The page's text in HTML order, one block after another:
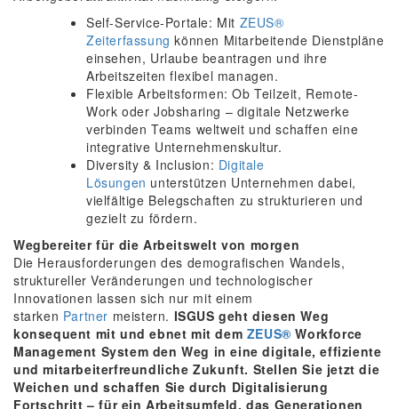
Self-Service-Portale: Mit ZEUS®
Zeiterfassung können Mitarbeitende Dienstpläne
einsehen, Urlaube beantragen und ihre
Arbeitszeiten flexibel managen.
Flexible Arbeitsformen: Ob Teilzeit, Remote-
Work oder Jobsharing – digitale Netzwerke
verbinden Teams weltweit und schaffen eine
integrative Unternehmenskultur.
Diversity & Inclusion: Digitale
Lösungen unterstützen Unternehmen dabei,
vielfältige Belegschaften zu strukturieren und
gezielt zu fördern.
Wegbereiter für die Arbeitswelt von morgen
Die Herausforderungen des demografischen Wandels,
struktureller Veränderungen und technologischer
Innovationen lassen sich nur mit einem
starken Partner meistern. ISGUS geht diesen Weg
konsequent mit und ebnet mit dem ZEUS® Workforce
Management System den Weg in eine digitale, effiziente
und mitarbeiterfreundliche Zukunft. Stellen Sie jetzt die
Weichen und schaffen Sie durch Digitalisierung
Fortschritt – für ein Arbeitsumfeld, das Generationen